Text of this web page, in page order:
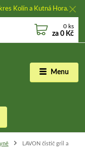
Kolín a Kutná Hora.
Menu
0 ks
za 0 Kč
LAVON čistič gril a